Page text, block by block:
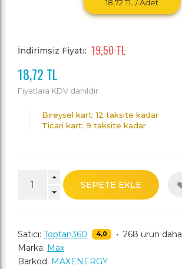
18,72 TL / Adet
İndirimsiz Fiyatı: 19,50 TL
18,72 TL
Fiyatlara KDV dahildir
Bireysel kart: 12 taksite kadar
Ticari kart: 9 taksite kadar
SEPETE EKLE
Satıcı: Toptan360 4,0 • 268 ürün daha
Marka: Max
Barkod: MAXENERGY